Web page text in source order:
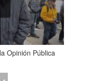
Opinión Pública